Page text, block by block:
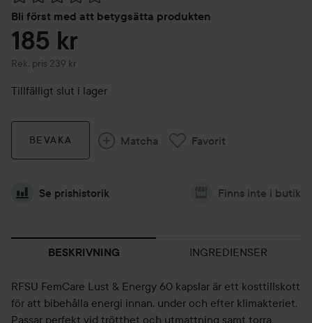
Bli först med att betygsätta produkten
185 kr
Rek. pris 239 kr
Rekommenderat pris 239 kr
Tillfälligt slut i lager
BEVAKA Matcha Favorit
Se prishistorik Finns inte i butik
BESKRIVNING INGREDIENSER
RFSU FemCare Lust & Energy 60 kapslar är ett kosttillskott
för att bibehålla energi innan, under och efter klimakteriet.
Passar perfekt vid trötthet och utmattning samt torra